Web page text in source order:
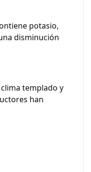
potasio,
disminución
templado y
han